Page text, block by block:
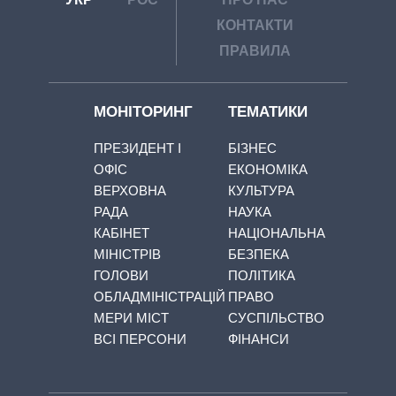
КОНТАКТИ
ПРАВИЛА
МОНІТОРИНГ
ПРЕЗИДЕНТ І
ОФІС
ВЕРХОВНА
РАДА
КАБІНЕТ
МІНІСТРІВ
ГОЛОВИ
ОБЛАДМІНІСТРАЦІЙ
МЕРИ МІСТ
ВСІ ПЕРСОНИ
ТЕМАТИКИ
БІЗНЕС
ЕКОНОМІКА
КУЛЬТУРА
НАУКА
НАЦІОНАЛЬНА
БЕЗПЕКА
ПОЛІТИКА
ПРАВО
СУСПІЛЬСТВО
ФІНАНСИ